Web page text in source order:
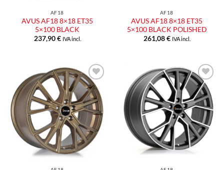
AF18
AVUS AF18 8×18 ET35
5×100 BLACK
237,90€ IVA incl.
AF18
AVUS AF18 8×18 ET35
5×100 BLACK POLISHED
261,08€ IVA incl.
Aggiungi
alla lista
dei
desideri
Aggiungi
alla lista
dei
desideri